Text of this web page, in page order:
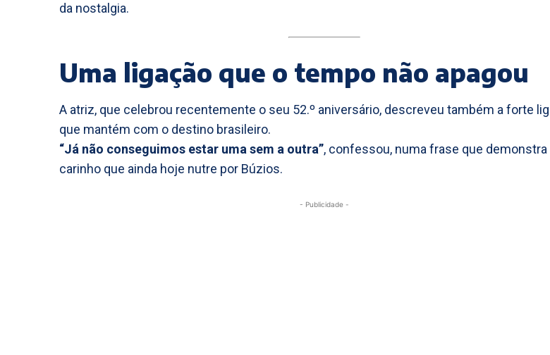
da nostalgia.
Uma ligação que o tempo não apagou
A atriz, que celebrou recentemente o seu 52.º aniversário, descreveu também a forte
que mantém com o destino brasileiro.
“Já não conseguimos estar uma sem a outra”, confessou, numa frase que demonstra
carinho que ainda hoje nutre por Búzios.
- Publicidade -